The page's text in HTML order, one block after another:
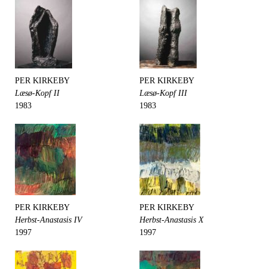
PER KIRKEBY
Læsø-Kopf II
1983
PER KIRKEBY
Læsø-Kopf III
1983
PER KIRKEBY
Herbst-Anastasis IV
1997
PER KIRKEBY
Herbst-Anastasis X
1997